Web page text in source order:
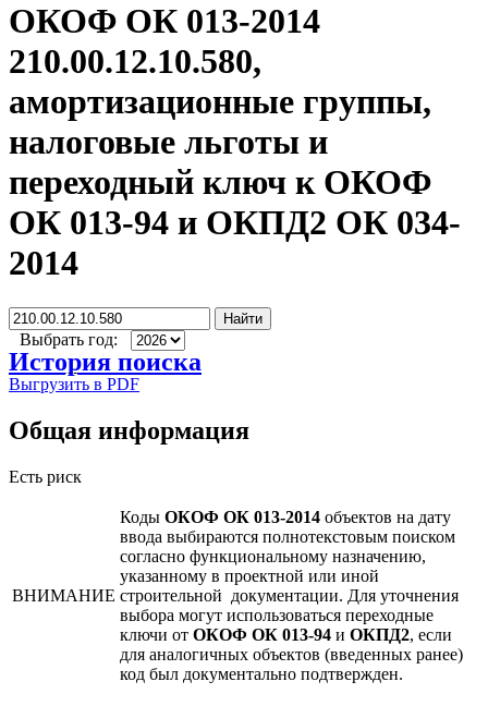
ОКОФ ОК 013-2014
210.00.12.10.580,
амортизационные группы,
налоговые льготы и
переходный ключ к ОКОФ
ОК 013-94 и ОКПД2 ОК 034-
2014
Найти
Выбрать год:
История поиска
Выгрузить в PDF
Общая информация
Есть риск
ВНИМАНИЕ
Коды ОКОФ ОК 013-2014 объектов на дату
ввода выбираются полнотекстовым поиском
согласно функциональному назначению,
указанному в проектной или иной
строительной документации. Для уточнения
выбора могут использоваться переходные
ключи от ОКОФ ОК 013-94 и ОКПД2, если
для аналогичных объектов (введенных ранее)
код был документально подтвержден.